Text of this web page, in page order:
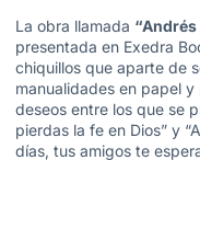
La obra llamada
presentada en Exedra
chiquillos que aparte de
manualidades en papel
deseos entre los que se
pierdas la fe en Dios” y
días, tus amigos te